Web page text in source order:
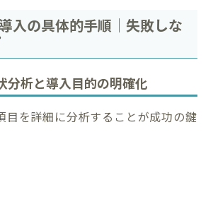
入の具体的手順｜失敗しな
分析と導入目的の明確化
目を詳細に分析することが成功の鍵